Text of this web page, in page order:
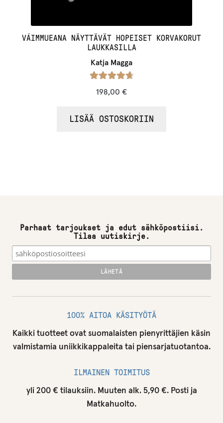
VÁIMMUEANA NÄYTTÄVÄT HOPEISET KORVAKORUT
LAUKKASILLA
Katja Magga
198,00 €
LISÄÄ OSTOSKORIIN
Parhaat tarjoukset ja edut sähköpostiisi.
Tilaa uutiskirje.
100% AITOA KÄSITYÖTÄ
Kaikki tuotteet ovat suomalaisten pienyrittäjien käsin
valmistamia uniikkikappaleita tai piensarjatuotantoa.
ILMAINEN TOIMITUS
yli 200 € tilauksiin. Muuten alk. 5,90 €. Posti ja
Matkahuolto.